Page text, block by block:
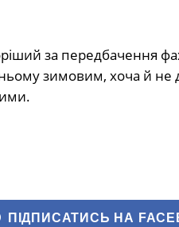
за передбачення
зимовим, хоча й
ПІДПИСАТИСЬ НА